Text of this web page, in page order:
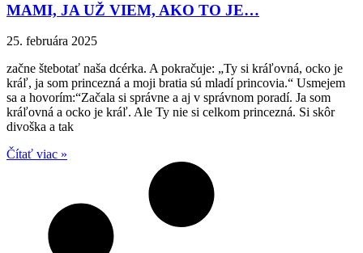
MAMI, JA UŽ VIEM, AKO TO JE…
25. februára 2025
začne štebotať naša dcérka. A pokračuje: „Ty si kráľovná, ocko je
kráľ, ja som princezná a moji bratia sú mladí princovia.“ Usmejem
sa a hovorím:“Začala si správne a aj v správnom poradí. Ja som
kráľovná a ocko je kráľ. Ale Ty nie si celkom princezná. Si skôr
divoška a tak
Čítať viac »